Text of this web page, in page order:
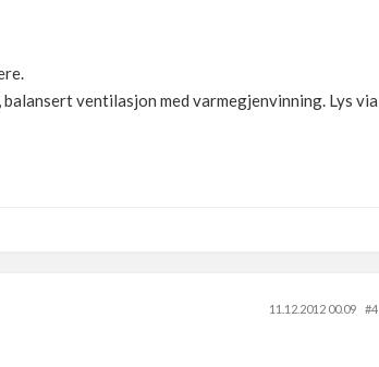
ventilasjon med varmegjenvinning. Lys via
11.12.2012 00.09
#4